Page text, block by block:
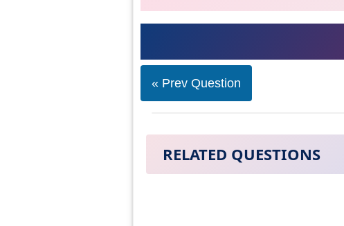
« Prev Question
RELATED QUESTIONS